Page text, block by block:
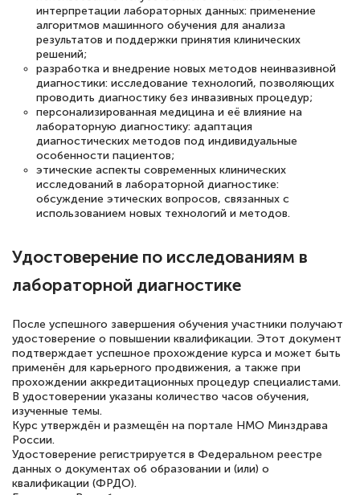
Елена Петрикс
Знаток города 5 уровня
11 марта 2026
Всем добрый день! Я прошла курс
повышени каалификации по
специальности «Тренер-преподаватель
по тяжелой атлетике»! Хочется
подчеркуть, что при обращении
специалисты, ответили на все
интересующие вопросы и в течении
Светлана К
Знаток города 7 уровня
10 марта 2026
Оставила заявку на обучение онлайн, мне
быстро ответили, разъяснили все детали.
интерпретации лабораторных данных: применение
алгоритмов машинного обучения для анализа
результатов и поддержки принятия клинических
решений;
разработка и внедрение новых методов неинвазивной
диагностики: исследование технологий, позволяющих
проводить диагностику без инвазивных процедур;
персонализированная медицина и её влияние на
лабораторную диагностику: адаптация
диагностических методов под индивидуальные
особенности пациентов;
этические аспекты современных клинических
исследований в лабораторной диагностике:
обсуждение этических вопросов, связанных с
использованием новых технологий и методов.
Удостоверение по исследованиям в
лабораторной диагностике
После успешного завершения обучения участники получают
удостоверение о повышении квалификации. Этот документ
подтверждает успешное прохождение курса и может быть
применён для карьерного продвижения, а также при
прохождении аккредитационных процедур специалистами.
В удостоверении указаны количество часов обучения,
изученные темы.
Курс утверждён и размещён на портале НМО Минздрава
России.
Удостоверение регистрируется в Федеральном реестре
данных о документах об образовании и (или) о
квалификации (ФРДО).